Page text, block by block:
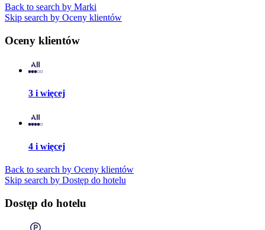
Back to search by Marki
Skip search by Oceny klientów
Oceny klientów
3 i więcej
4 i więcej
Back to search by Oceny klientów
Skip search by Dostęp do hotelu
Dostęp do hotelu